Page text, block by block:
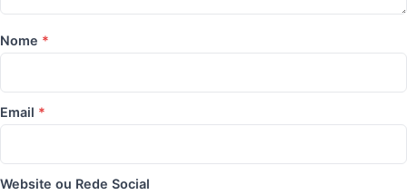
Nome *
Email *
Website ou Rede Social